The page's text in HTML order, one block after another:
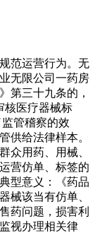
范运营行为。无
无限公司一药房
第三十九条的，
核医疗器械标
管稽察的效
供给法律样本。
众用药、用械、
营仿单、标签的
型意义：《药品
械该当有仿单、
药问题，损害利
视办理相关律